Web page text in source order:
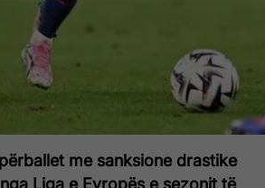
me sanksione drastike
Liga e Evropës e sezonit të